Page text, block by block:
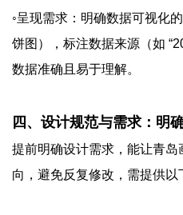
◦呈现需求：明确数据可视化
饼图），标注数据来源（如
数据准确且易于理解。
四、设计规范与需求：明
提前明确设计需求，能让青
向，避免反复修改，需提供以